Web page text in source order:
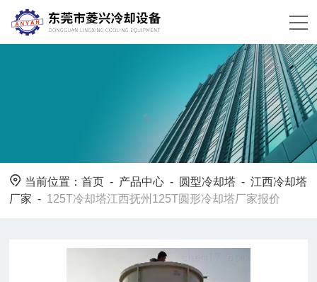
当前位置：首页 - 产品中心 - 圆型冷却塔 -江西冷却塔
厂家 - 125T冷却塔江西抚州125T圆形冷却塔厂家报价